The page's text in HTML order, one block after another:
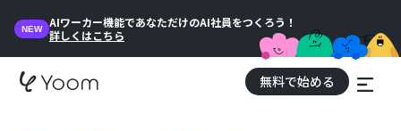
NEW
AIワーカー機能であなただけのAI社員をつくろう！
詳しくはこちら
無料で始める